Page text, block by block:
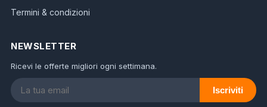
Termini & condizioni
NEWSLETTER
Ricevi le offerte migliori ogni settimana.
Iscriviti